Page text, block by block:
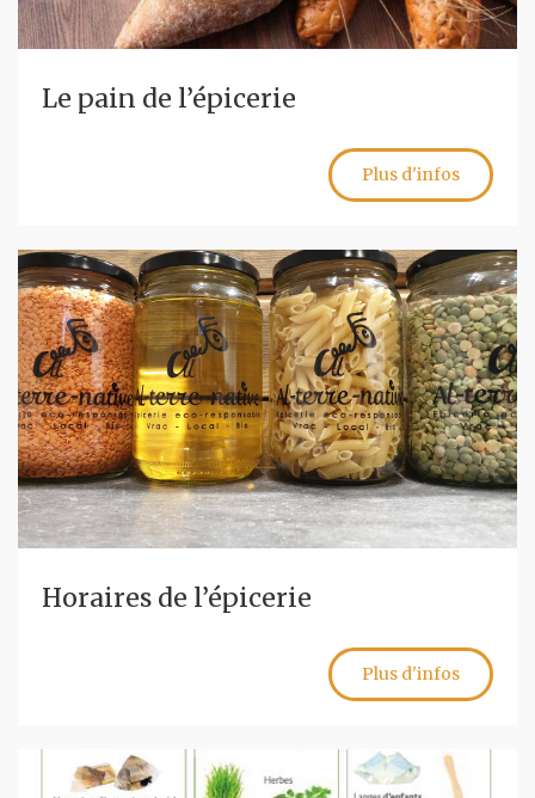
Le pain de l’épicerie
Plus d'infos
Horaires de l’épicerie
Plus d'infos